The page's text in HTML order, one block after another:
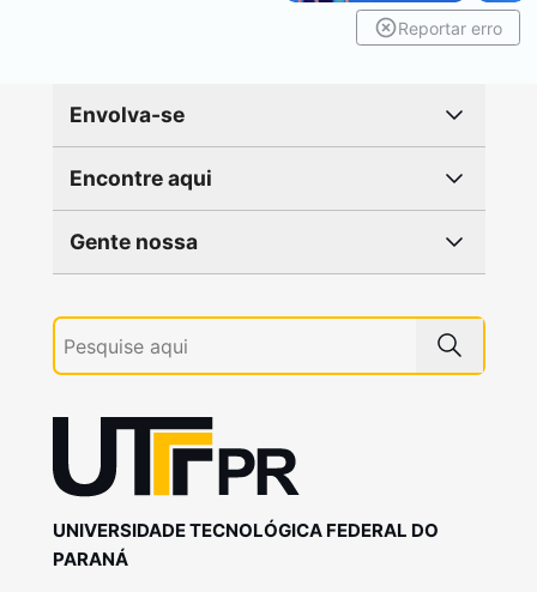
Reportar erro
Envolva-se
Encontre aqui
Gente nossa
UNIVERSIDADE TECNOLÓGICA FEDERAL DO
PARANÁ